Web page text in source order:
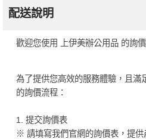
配送說明
歡迎您使用 上伊美辦公用品 的詢價
為了提供您高效的服務體驗，且滿
的詢價流程：
1. 提交詢價表
※ 請填寫我們官網的詢價表，提供